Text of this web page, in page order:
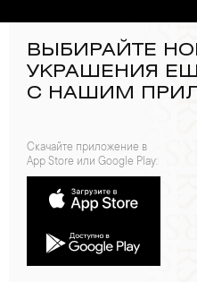
ВЫБИРАЙТЕ
УКРАШЕНИЯ
С НАШИМ
Скачайте приложение в
App Store или Google Play: